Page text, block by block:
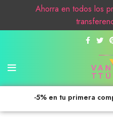
-5% en tu primera
Ahorra en todos los